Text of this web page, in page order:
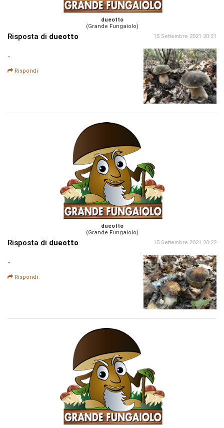
dueotto
(Grande Fungaiolo)
Risposta di dueotto 15 Settembre 2021 20:21
..
Rispondi
dueotto
(Grande Fungaiolo)
Risposta di dueotto 15 Settembre 2021 20:22
..
Rispondi